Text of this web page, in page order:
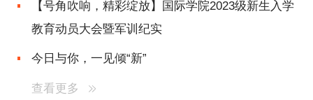
【号角吹响，精彩绽放】国际学院2023级新生入学
教育动员大会暨军训纪实
今日与你，一见倾“新”
查看更多